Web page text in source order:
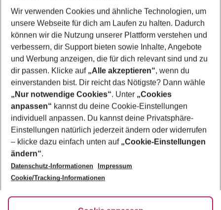
KRETA
z. B. 7 Nächte im 4* Petousis Hotel & Suites |
Halbpension
p. P. ab 717€
Footer
Footer navigation
Über uns
AGB
Bestpreisgarantie
Cookie-Einstellungen ändern
Cookie-Richtlinie
Agenturbetreuung
Barrierefreies Reisen
FAQ
Folge uns
Wir verwenden Cookies und ähnliche Technologien, um
unsere Webseite für dich am Laufen zu halten. Dadurch
können wir die Nutzung unserer Plattform verstehen und
verbessern, dir Support bieten sowie Inhalte, Angebote
und Werbung anzeigen, die für dich relevant sind und zu
dir passen. Klicke auf „Alle akzeptieren“, wenn du
einverstanden bist. Dir reicht das Nötigste? Dann wähle
„Nur notwendige Cookies“. Unter „Cookies
anpassen“ kannst du deine Cookie-Einstellungen
individuell anpassen. Du kannst deine Privatsphäre-
Einstellungen natürlich jederzeit ändern oder widerrufen
– klicke dazu einfach unten auf „Cookie-Einstellungen
ändern“.
Datenschutz-Informationen
Impressum
Cookie/Tracking-Informationen